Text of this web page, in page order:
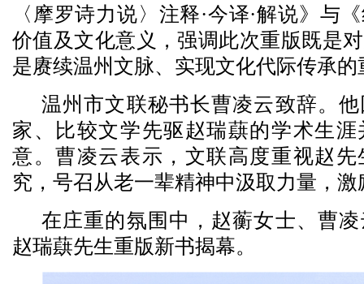
〈摩罗诗力说〉注释·今译·解说》与
价值及文化意义，强调此次重版既是
是赓续温州文脉、实现文化代际传承的
温州市文联秘书长曹凌云致辞。
家、比较文学先驱赵瑞蕻的学术生
意。曹凌云表示，文联高度重视赵
究，号召从老一辈精神中汲取力量，
在庄重的氛围中，赵蘅女士、曹
赵瑞蕻先生重版新书揭幕。